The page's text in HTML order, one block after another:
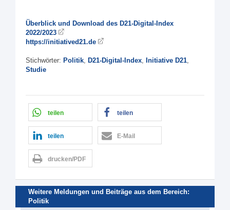
Überblick und Download des D21-Digital-Index
2022/2023
https://initiatived21.de
Stichwörter: Politik D21-Digital-Index Initiative D21
Studie
teilen teilen
teilen E-Mail
drucken/PDF
Weitere Meldungen und Beiträge aus dem Bereich:
Politik